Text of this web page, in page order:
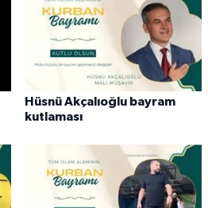
Hüsnü Akçalıoğlu bayram
kutlaması